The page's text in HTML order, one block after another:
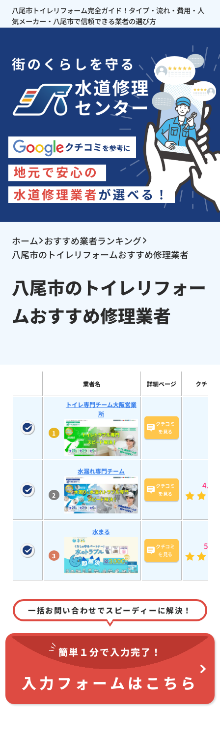
八尾市トイレリフォーム完全ガイド！タイプ・流れ・費用・人
気メーカー・八尾市で信頼できる業者の選び方
ホーム おすすめ業者ランキング
八尾市のトイレリフォームおすすめ修理業者
八尾市のトイレリフォー
ムおすすめ修理業者
業者名 詳細ページ クチコ
1
トイレ専門チーム大阪営業
所
クチコミ
を見る
2
水漏れ専門チーム
クチコミ
を見る
4.9
3
水まる
クチコミ
を見る
5
一括お問い合わせでスピーディーに解決！
簡単１分で入力完了！
入力フォームはこちら